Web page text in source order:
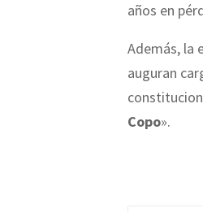
años en
Además, la
auguran
Copo».
d
m